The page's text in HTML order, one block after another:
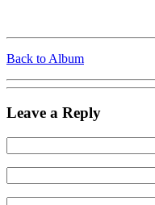
Back to Album
Leave a Reply